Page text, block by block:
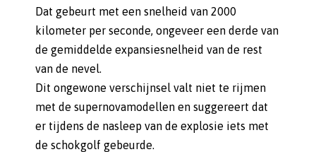
Dat gebeurt met een snelheid van 2000
kilometer per seconde, ongeveer een derde van
de gemiddelde expansiesnelheid van de rest
van de nevel.
Dit ongewone verschijnsel valt niet te rijmen
met de supernovamodellen en suggereert dat
er tijdens de nasleep van de explosie iets met
de schokgolf gebeurde.